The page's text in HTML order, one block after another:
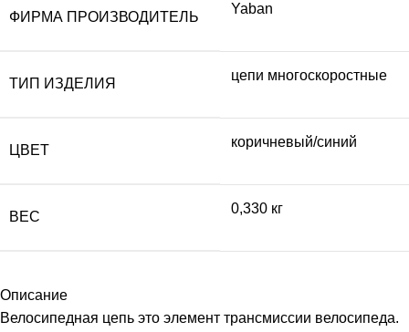
ФИРМА ПРОИЗВОДИТЕЛЬ
Yaban
ТИП ИЗДЕЛИЯ
цепи многоскоростные
ЦВЕТ
коричневый/синий
ВЕС
0,330 кг
Описание
Велосипедная цепь это элемент трансмиссии велосипеда.